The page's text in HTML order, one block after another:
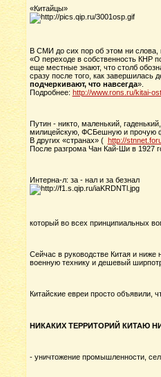
«Китайцы»
В СМИ до сих пор об этом ни слова,
«О переходе в собственность КНР
еще местные знают, что столб
сразу после того, как завершилась
подчеркивают, что навсегда».
Подробнее: http://www.rons.ru/kitai-
Путин - никто, маленький,
милицейскую, ФСБешную и прочую
В других «странах» ( http://
После разгрома Чан Кай-Ши в 1927
Интерна-л: за - нал и за безнал
который во всех принципиальных
Сейчас в руководстве Китая и
военную технику и дешевый
Китайские евреи просто объявили,
НИКАКИХ ТЕРРИТОРИЙ КИТАЮ
- уничтожение промышленности,